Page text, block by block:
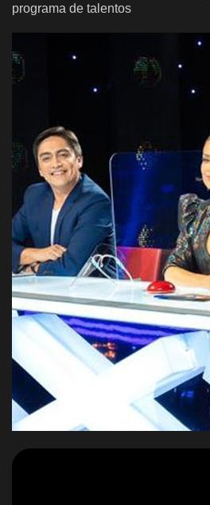
programa de talentos